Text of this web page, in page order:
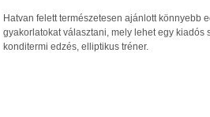
Hatvan felett természetesen ajánlott könnyebb
gyakorlatokat választani, mely lehet egy kiadós
konditermi edzés, elliptikus tréner.